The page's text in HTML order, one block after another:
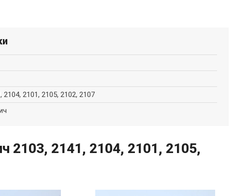
2104, 2101, 2105, 2102, 2107
2141, 2104, 2101, 2105,